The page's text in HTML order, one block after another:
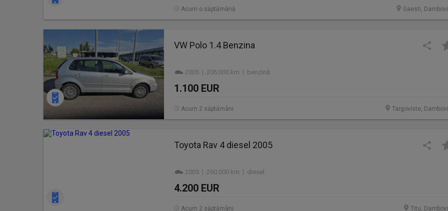
Gaesti,
Acum o săptămână
VW Polo 1.4 Benzina
2005 | 206.000 km | benzină
1.100 EUR
Targoviste,
Acum 2 săptămâni
Toyota Rav 4 diesel 2005
2005 | 260.000 km | diesel
4.200 EUR
Titu,
Acum 2 săptămâni